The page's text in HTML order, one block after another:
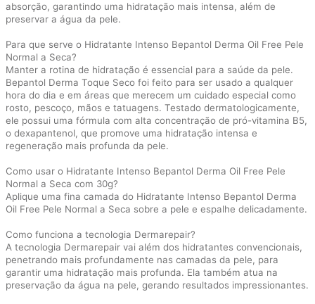
absorção, garantindo uma hidratação mais intensa, além de
preservar a água da pele.
Para que serve o Hidratante Intenso Bepantol Derma Oil Free Pele
Normal a Seca?
Manter a rotina de hidratação é essencial para a saúde da pele.
Bepantol Derma Toque Seco foi feito para ser usado a qualquer
hora do dia e em áreas que merecem um cuidado especial como
rosto, pescoço, mãos e tatuagens. Testado dermatologicamente,
ele possui uma fórmula com alta concentração de pró-vitamina B5,
o dexapantenol, que promove uma hidratação intensa e
regeneração mais profunda da pele.
Como usar o Hidratante Intenso Bepantol Derma Oil Free Pele
Normal a Seca com 30g?
Aplique uma fina camada do Hidratante Intenso Bepantol Derma
Oil Free Pele Normal a Seca sobre a pele e espalhe delicadamente.
Como funciona a tecnologia Dermarepair?
A tecnologia Dermarepair vai além dos hidratantes convencionais,
penetrando mais profundamente nas camadas da pele, para
garantir uma hidratação mais profunda. Ela também atua na
preservação da água na pele, gerando resultados impressionantes.